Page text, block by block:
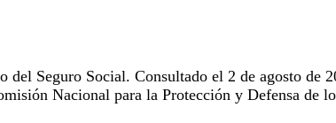
Seguro Social. Consultado el 2 de agosto de
Nacional para la Protección y Defensa de